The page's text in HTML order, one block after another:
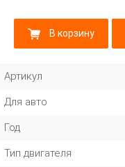
В корзину
Артикул
Для авто
Год
Тип двигателя